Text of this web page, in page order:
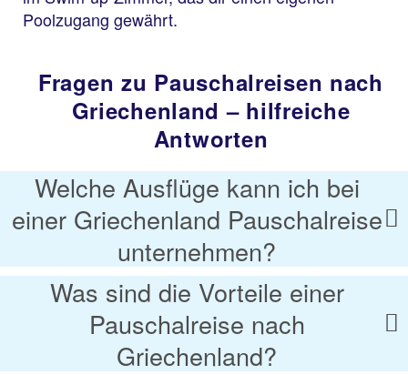
Poolzugang gewährt.
Fragen zu Pauschalreisen nach
Griechenland – hilfreiche
Antworten
Welche Ausflüge kann ich bei
einer Griechenland Pauschalreise
unternehmen?
Was sind die Vorteile einer
Pauschalreise nach
Griechenland?